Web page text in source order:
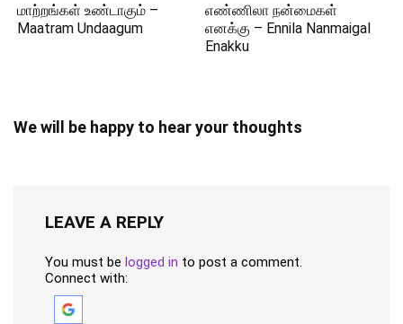
மாற்றங்கள் உண்டாகும் –
Maatram Undaagum
எண்ணிலா நன்மைகள்
எனக்கு – Ennila Nanmaigal
Enakku
We will be happy to hear your thoughts
LEAVE A REPLY
You must be logged in to post a comment.
Connect with: